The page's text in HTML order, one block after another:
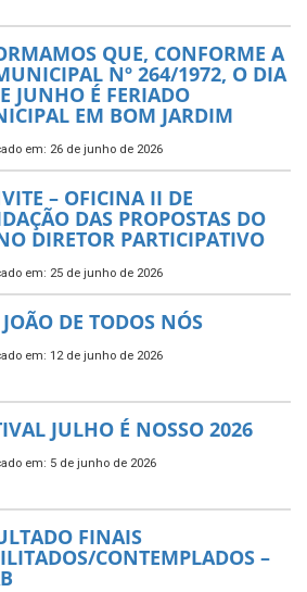
QUE, CONFORME A
Nº 264/1972, O DIA
JUNHO É FERIADO
EM BOM JARDIM
em: 26 de junho de 2026
– OFICINA II DE
DAS PROPOSTAS DO
DIRETOR PARTICIPATIVO
em: 25 de junho de 2026
DE TODOS NÓS
em: 12 de junho de 2026
JULHO É NOSSO 2026
em: 5 de junho de 2026
FINAIS
CONTEMPLADOS –